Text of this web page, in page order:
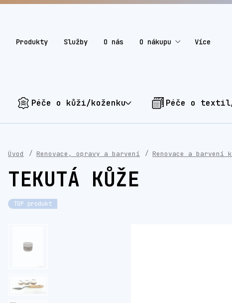
Produkty Služby O nás O nákupu Více
Péče o kůži/koženku Péče o
Úvod Renovace, opravy a barvení Renovace a barvení
TEKUTÁ KŮŽE
TOP produkt